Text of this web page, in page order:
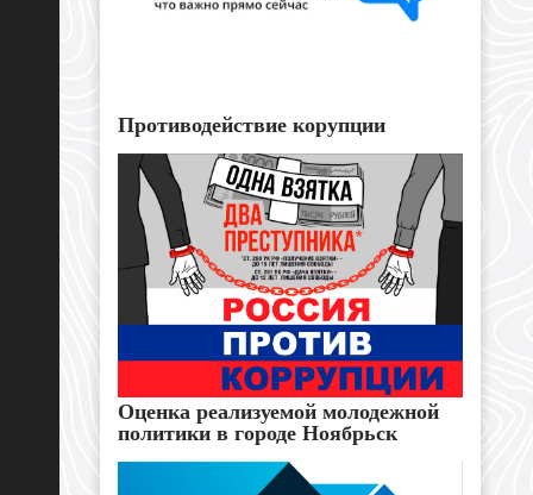
Противодействие корупции
Оценка реализуемой молодежной
политики в городе Ноябрьск